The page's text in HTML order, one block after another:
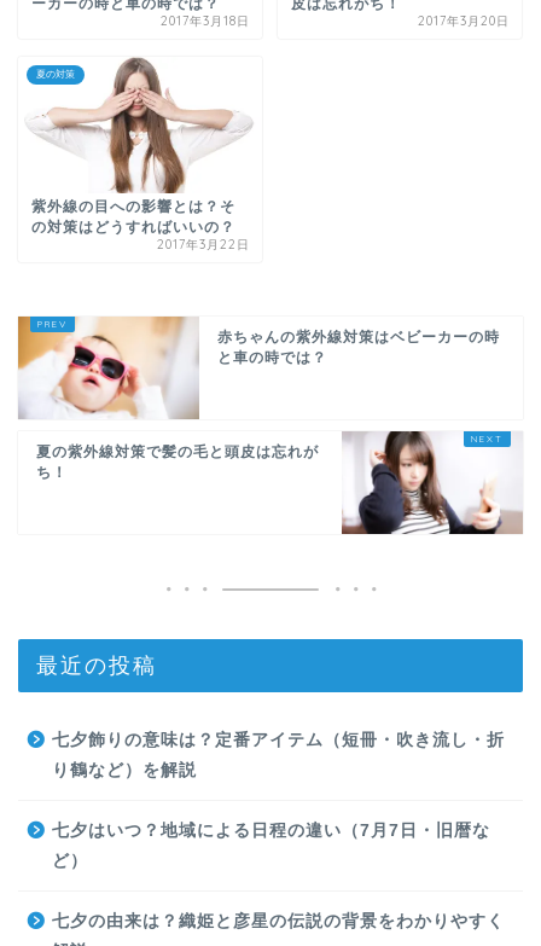
2017年3月18日 2017年3月20日
夏の対策
紫外線の目への影響とは？そ
の対策はどうすればいいの？
2017年3月22日
赤ちゃんの紫外線対策はベビーカーの時
と車の時では？
夏の紫外線対策で髪の毛と頭皮は忘れが
ち！
最近の投稿
七夕飾りの意味は？定番アイテム（短冊・吹き流し・折
り鶴など）を解説
七夕はいつ？地域による日程の違い（7月7日・旧暦な
ど）
七夕の由来は？織姫と彦星の伝説の背景をわかりやすく